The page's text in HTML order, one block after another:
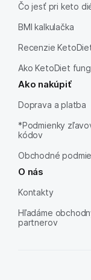
Čo jesť pri keto
BMI kalkulačka
Recenzie
Ako KetoDiet
Ako nakúpiť
Doprava a platba
*Podmienky
kódov
Obchodné
O nás
Kontakty
Hľadáme
partnerov